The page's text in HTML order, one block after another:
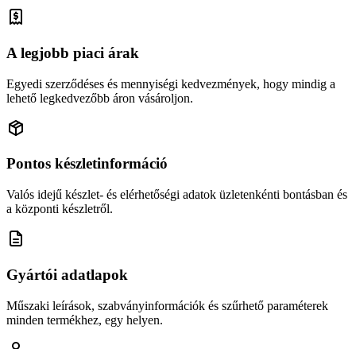
A legjobb piaci árak
Egyedi szerződéses és mennyiségi kedvezmények, hogy mindig a
lehető legkedvezőbb áron vásároljon.
Pontos készletinformáció
Valós idejű készlet- és elérhetőségi adatok üzletenkénti bontásban és
a központi készletről.
Gyártói adatlapok
Műszaki leírások, szabványinformációk és szűrhető paraméterek
minden termékhez, egy helyen.